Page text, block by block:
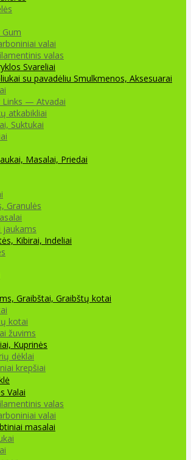
Gum
valai
valas
Svareliai
su pavadėliu Smulkmenos, Aksesuarai
Links — Atvadai
atkabikliai
Suktukai
Masalai, Priedai
Granulės
jaukams
Kibirai, Indeliai
Graibštai, Graibštų kotai
kotai
žuvims
Kuprinės
dėklai
krepšiai
Valai
valas
valai
masalai